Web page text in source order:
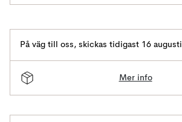
På väg till oss, skickas tidigast 16 augusti
Mer info